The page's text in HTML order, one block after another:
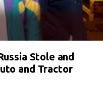
Stole and
and Tractor